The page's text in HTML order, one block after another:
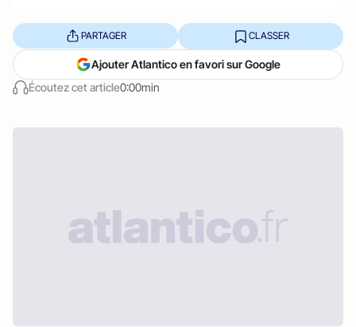
Écoutez cet article0:00min
PARTAGER CLASSER
Ajouter Atlantico en favori sur Google